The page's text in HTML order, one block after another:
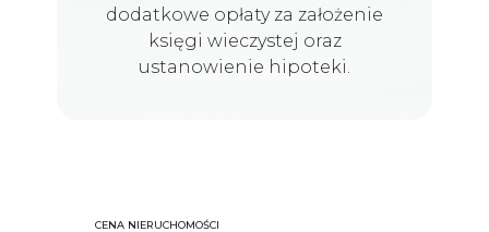
dodatkowe opłaty za założenie
księgi wieczystej oraz
ustanowienie hipoteki.
CENA NIERUCHOMOŚCI